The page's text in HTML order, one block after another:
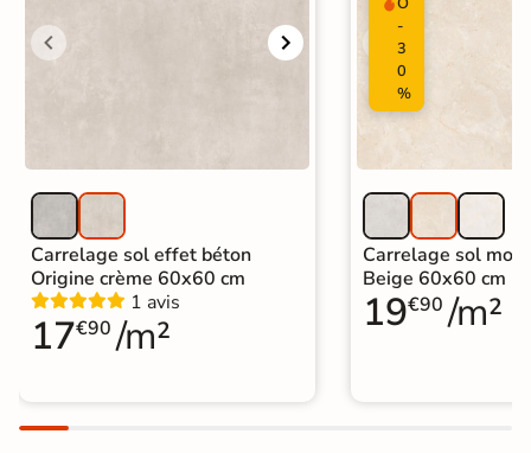
Carrelage sol effet béton
Origine crème 60x60 cm
1 avis
17€90 /m²
-
3
0
%
Carrelage sol
Beige 60x60 cm
19€90 /m²